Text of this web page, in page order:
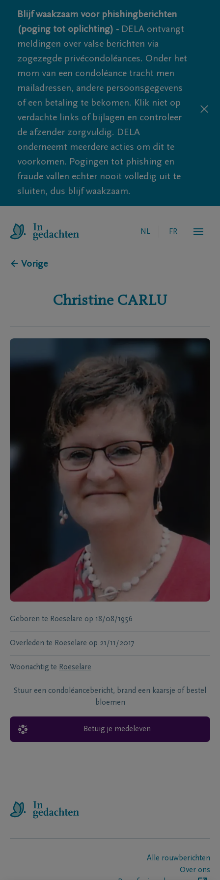
Blijf waakzaam voor phishingberichten
(poging tot oplichting) - DELA ontvangt
meldingen over valse berichten via
zogezegde privécondoléances. Onder het
mom van een condoléance tracht men
mailadressen, andere persoonsgegevens
of een betaling te bekomen. Klik niet op
verdachte links of bijlagen en controleer
de afzender zorgvuldig. DELA
onderneemt meerdere acties om dit te
voorkomen. Pogingen tot phishing en
fraude vallen echter nooit volledig uit te
sluiten, dus blijf waakzaam.
NL FR
← Vorige
Christine CARLU
Geboren te Roeselare op 18/08/1956
Overleden te Roeselare op 21/11/2017
Woonachtig te Roeselare
Stuur een condoléancebericht, brand een kaarsje of bestel
bloemen
Betuig je medeleven
Alle rouwberichten
Over ons